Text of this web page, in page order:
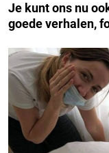
Je kunt ons nu
goede verhalen,